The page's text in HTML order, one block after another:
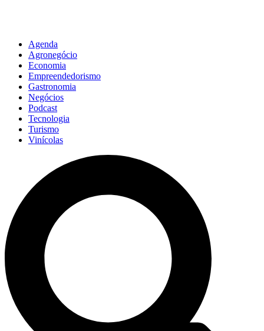
Agenda
Agronegócio
Economia
Empreendedorismo
Gastronomia
Negócios
Podcast
Tecnologia
Turismo
Vinícolas